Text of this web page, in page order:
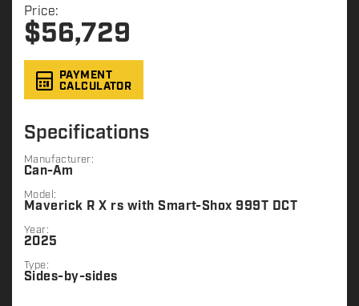
Price:
$56,729
PAYMENT
CALCULATOR
Specifications
Manufacturer:
Can-Am
Model:
Maverick R X rs with Smart-Shox 999T DCT
Year:
2025
Type:
Sides-by-sides